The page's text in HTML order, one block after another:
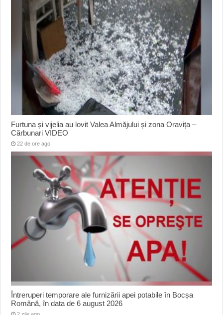
Furtuna și vijelia au lovit Valea Almăjului și zona Oravița –
Cărbunari VIDEO
22 de ore ago
Întreruperi temporare ale furnizării apei potabile în Bocșa
Română, în data de 6 august 2026